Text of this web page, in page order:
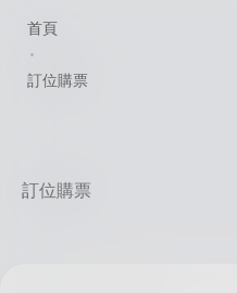
首頁
訂位購票
訂位購票